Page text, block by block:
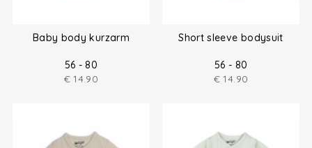
Baby body kurzarm
56 - 80
€ 14.90
Short sleeve bodysuit
56 - 80
€ 14.90